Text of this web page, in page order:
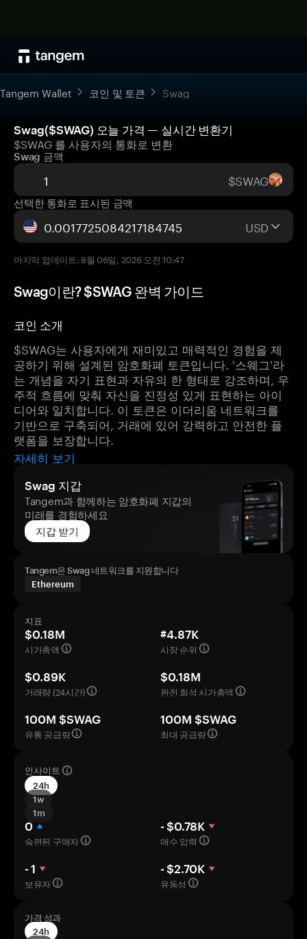
Tangem Wallet 코인 및 토큰 Swag
Swag($SWAG) 오늘 가격 — 실시간 변환기
$SWAG 를 사용자의 통화로 변환
Swag 금액
$SWAG
선택한 통화로 표시된 금액
USD
마지막 업데이트: 8월 06일, 2026 오전 10:47
Swag이란? $SWAG 완벽 가이드
코인 소개
$SWAG는 사용자에게 재미있고 매력적인 경험을 제
공하기 위해 설계된 암호화폐 토큰입니다. '스웨그'라
는 개념을 자기 표현과 자유의 한 형태로 강조하며, 우
주적 흐름에 맞춰 자신을 진정성 있게 표현하는 아이
디어와 일치합니다. 이 토큰은 이더리움 네트워크를
기반으로 구축되어, 거래에 있어 강력하고 안전한 플
랫폼을 보장합니다.
자세히 보기
Swag 지갑
Tangem과 함께하는 암호화폐 지갑의
미래를 경험하세요
지갑 받기
Tangem은 Swag 네트워크를 지원합니다
Ethereum
지표
$0.18M
시가총액
#4.87K
시장 순위
$0.89K
거래량 (24시간)
$0.18M
완전 희석 시가총액
100M $SWAG
유통 공급량
100M $SWAG
최대 공급량
인사이트
24h
1w
1m
0
숙련된 구매자
- $0.78K
매수 압력
- 1
보유자
- $2.70K
유동성
가격 성과
24h